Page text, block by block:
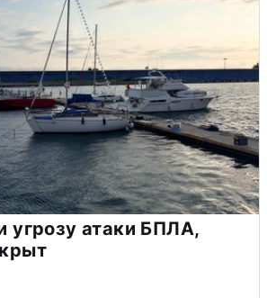
угрозу атаки БПЛА,